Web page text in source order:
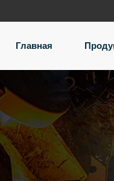
Главная